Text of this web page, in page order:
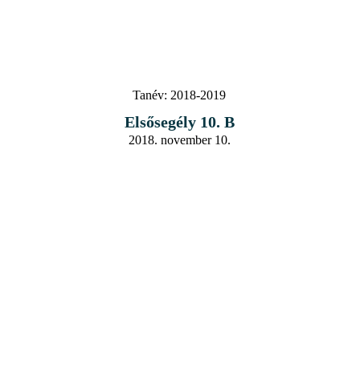
Tanév: 2018-2019
Elsősegély 10. B
2018. november 10.